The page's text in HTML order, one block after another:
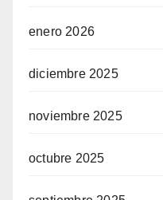
enero 2026
diciembre 2025
noviembre 2025
octubre 2025